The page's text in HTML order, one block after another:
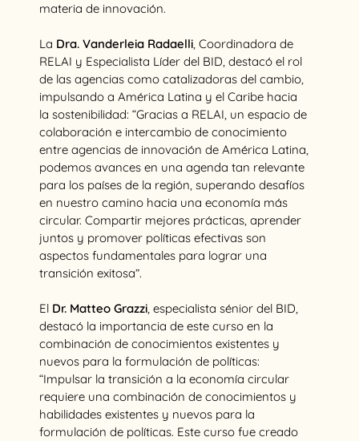
materia de innovación.
La Dra. Vanderleia Radaelli, Coordinadora de
RELAI y Especialista Líder del BID, destacó el rol
de las agencias como catalizadoras del cambio,
impulsando a América Latina y el Caribe hacia
la sostenibilidad: “Gracias a RELAI, un espacio de
colaboración e intercambio de conocimiento
entre agencias de innovación de América Latina,
podemos avances en una agenda tan relevante
para los países de la región, superando desafíos
en nuestro camino hacia una economía más
circular. Compartir mejores prácticas, aprender
juntos y promover políticas efectivas son
aspectos fundamentales para lograr una
transición exitosa”.
ElDr. Matteo Grazzi, especialista sénior del BID,
destacó la importancia de este curso en la
combinación de conocimientos existentes y
nuevos para la formulación de políticas:
“Impulsar la transición a la economía circular
requiere una combinación de conocimientos y
habilidades existentes y nuevos para la
formulación de políticas. Este curso fue creado